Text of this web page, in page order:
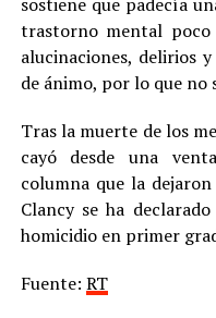
trastorno mental poco
alucinaciones, delirios
de ánimo, por lo que
Tras la muerte de los
cayó desde una
columna que la
Clancy se ha
homicidio en primer
Fuente: RT